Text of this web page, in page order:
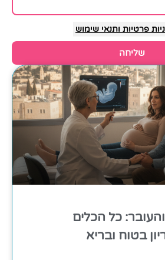
פרטיות ותנאי שימוש
שליחה
כל הכלים
בטוח ובריא